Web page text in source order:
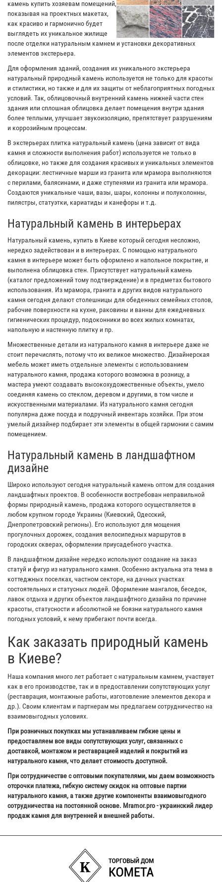
камень купить хозяевам помещений,
показывая на проектных макетах,
как красиво и гармонично будет
выглядеть их уникальное жилище
после отделки натуральным камнем и установки декоративных
элементов экстерьера.
Для оформления зданий, создания их уникального экстерьера
натуральный природный камень используется не только для красоты
и стилистики, но также и для их защиты от неблагоприятных погодных
условий. Так, облицовочный внутренний камень нижней части стен
здания или сплошная облицовка делает помещения внутри здания
более теплыми, улучшает звукоизоляцию, препятствует разрушениям
и коррозийным процессам.
В экстерьерах плитка натуральный камень (цена зависит от вида
камня и сложности выполнения работ) используется не только в
облицовке, но также для создания красивых и уникальных элементов
декорации: лестничные марши из гранита или мрамора выполняются
с перилами, балясинами, и даже ступенями из гранита или мрамора.
Создаются уникальные чаши, вазы, шары, колонны и полуколонны,
пилястры, статуэтки, кариатиды и канефоры и т.д.
Натуральный камень в интерьерах
Натуральный камень, купить в Киеве который сегодня несложно,
нередко задействован и в интерьерах. С помощью натурального
камня в интерьере может быть оформлено и напольное покрытие, и
выполнена облицовка стен. Присутствует натуральный камень
(каталог предложений тому подтверждение) и в предметах бытового
использования. Из мрамора, гранита и других видов натурального
камня сегодня делают столешницы для обеденных семейных столов,
рабочие поверхности на кухне, раковины и ванны для ежедневных
гигиенических процедур, подоконники во всех жилых комнатах,
напольную и настенную плитку и пр.
Множественные детали из натурального камня в интерьере даже не
стоит перечислять, потому что их великое множество. Дизайнерская
мебель может иметь отдельные элементы с использованием
натурального камня, продажа которого возможна в розницу, а
мастера умеют создавать высокохудожественные объекты, умело
соединяя камень со стеклом, деревом и другими, в том числе и
искусственными материалами. Из натурального камня сегодня
популярна даже посуда и подручный инвентарь хозяйки. При этом
умелый дизайнер подбирает эти элементы в общей гармонии с самим
помещением.
Натуральный камень в ландшафтном
дизайне
Широко используют сегодня натуральный камень оптом для создания
ландшафтных проектов. В особенности востребован неправильной
формы природный камень, продажа которого осуществляется в
любом крупном городе Украины (Киевский, Одесский,
Днепропетровский регионы). Его используют для мощения
прогулочных дорожек, создания велосипедных маршрутов в
городских скверах, оформлении приусадебного участка.
В ландшафтном дизайне нередко используют создание на заказ
статуй и фигур из натурального камня. Особенно актуальна эта тема в
коттеджных поселках, частном секторе, на дачных участках
состоятельных и статусных людей. Оформление мангалов, беседок,
лавок отдыха и других объектов ландшафтного дизайна по причине
красоты, статусности и абсолютной не боязни натурального камня
погодных условий, к нему прибегают почти всегда.
Как заказать природный камень
в Киеве?
Наша компания много лет работает с натуральным камнем, участвует
как в его производстве, так и в предоставлении сопутствующих услуг
(реставрация, монтажные работы, изготовление элементов декора и
др.). Своим клиентам и партнерам мы предлагаем сотрудничество на
взаимовыгодных условиях.
При розничных покупках мы устанавливаем гибкие цены и
предоставляем все виды сопутствующих услуг, связанных с
доставкой, монтажом и реставрацией изделий и покрытий из
натурального камня, что делает стоимость доступной.
При сотрудничестве с оптовыми покупателями, мы даем возможность
отсрочки платежа, гибкую систему скидок на оптовые партии
натурального камня, а также другие компоненты взаимовыгодного
сотрудничества на постоянной основе. Mramor.pro - украинский лидер
продаж камня для внутренней и внешней работы.